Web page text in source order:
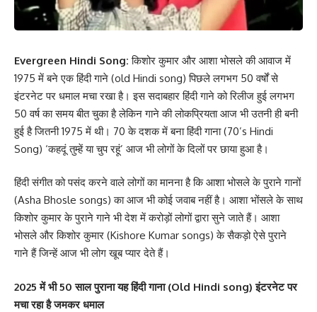
Evergreen Hindi Song: किशोर कुमार और आशा भोसले की आवाज में
1975 में बने एक हिंदी गाने (old Hindi song) पिछले लगभग 50 वर्षों से
इंटरनेट पर धमाल मचा रखा है। इस सदाबहार हिंदी गाने को रिलीज हुई लगभग
50 वर्ष का समय बीत चुका है लेकिन गाने की लोकप्रियता आज भी उतनी ही बनी
हुई है जितनी 1975 में थी। 70 के दशक में बना हिंदी गाना (70’s Hindi
Song) ‘कहदूं तुम्हें या चुप रहूं’ आज भी लोगों के दिलों पर छाया हुआ है।
हिंदी संगीत को पसंद करने वाले लोगों का मानना है कि आशा भोसले के पुराने गानों
(Asha Bhosle songs) का आज भी कोई जवाब नहीं है। आशा भोंसले के साथ
किशोर कुमार के पुराने गाने भी देश में करोड़ों लोगों द्वारा सुने जाते हैं। आशा
भोसले और किशोर कुमार (Kishore Kumar songs) के सैकड़ो ऐसे पुराने
गाने हैं जिन्हें आज भी लोग खूब प्यार देते हैं।
2025 में भी 50 साल पुराना यह हिंदी गाना (Old Hindi song) इंटरनेट पर
मचा रहा है जमकर धमाल